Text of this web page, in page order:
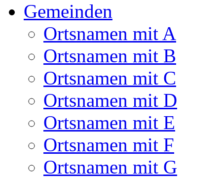
Gemeinden
Ortsnamen mit A
Ortsnamen mit B
Ortsnamen mit C
Ortsnamen mit D
Ortsnamen mit E
Ortsnamen mit F
Ortsnamen mit G